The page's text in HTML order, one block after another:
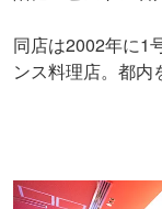
同店は2002年に1
ンス料理店。都内